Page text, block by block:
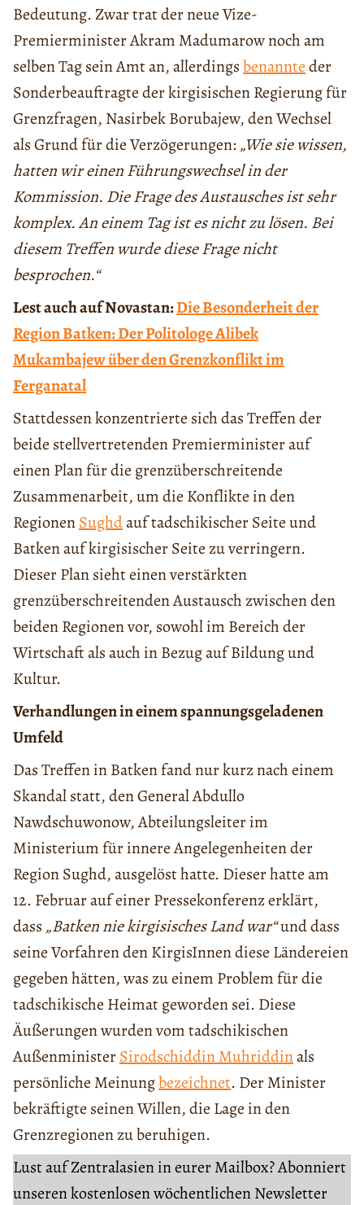
Bedeutung. Zwar trat der neue Vize-
Premierminister Akram Madumarow noch am
selben Tag sein Amt an, allerdingsbenannteder
Sonderbeauftragte der kirgisischen Regierung für
Grenzfragen, Nasirbek Borubajew, den Wechsel
als Grund für die Verzögerungen: „Wie sie wissen,
hatten wir einen Führungswechsel in der
Kommission. Die Frage des Austausches ist sehr
komplex. An einem Tag ist es nicht zu lösen. Bei
diesem Treffen wurde diese Frage nicht
besprochen.“
Lest auch auf Novastan:Die Besonderheit der
Region Batken: Der Politologe Alibek
Mukambajew über den Grenzkonflikt im
Ferganatal
Stattdessen konzentrierte sich das Treffen der
beide stellvertretenden Premierminister auf
einen Plan für die grenzüberschreitende
Zusammenarbeit, um die Konflikte in den
RegionenSughdauf tadschikischer Seite und
Batken auf kirgisischer Seite zu verringern.
Dieser Plan sieht einen verstärkten
grenzüberschreitenden Austausch zwischen den
beiden Regionen vor, sowohl im Bereich der
Wirtschaft als auch in Bezug auf Bildung und
Kultur.
Verhandlungen in einem spannungsgeladenen
Umfeld
Das Treffen in Batken fand nur kurz nach einem
Skandal statt, den General Abdullo
Nawdschuwonow, Abteilungsleiter im
Ministerium für innere Angelegenheiten der
Region Sughd, ausgelöst hatte. Dieser hatte am
12. Februar auf einer Pressekonferenz erklärt,
dass „Batken nie kirgisisches Land war“und dass
seine Vorfahren den KirgisInnen diese Ländereien
gegeben hätten, was zu einem Problem für die
tadschikische Heimat geworden sei. Diese
Äußerungen wurden vom tadschikischen
AußenministerSirodschiddin Muhriddinals
persönliche Meinungbezeichnet. Der Minister
bekräftigte seinen Willen, die Lage in den
Grenzregionen zu beruhigen.
Lust auf Zentralasien in eurer Mailbox? Abonniert
unseren kostenlosen wöchentlichen Newsletter